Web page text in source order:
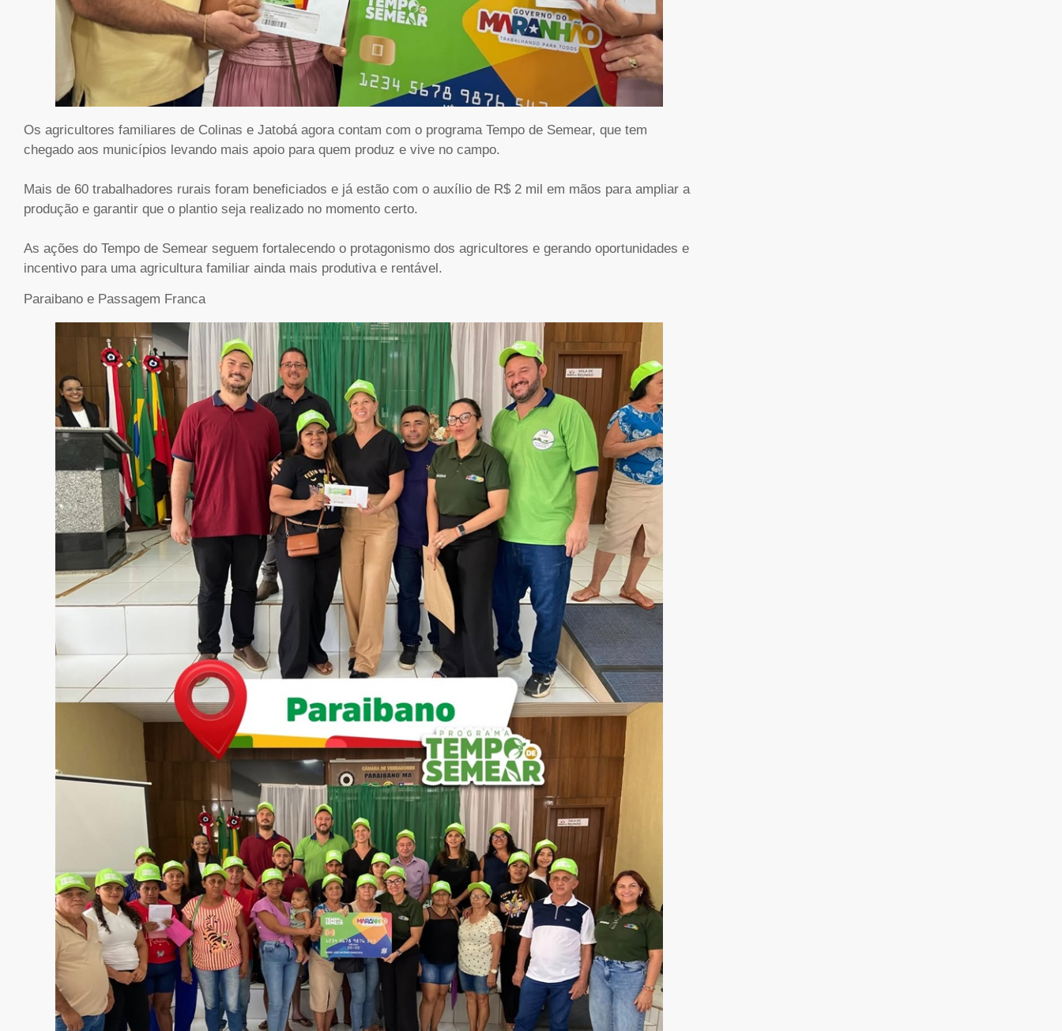
Os agricultores familiares de Colinas e Jatobá agora contam com o programa Tempo de Semear, que tem
chegado aos municípios levando mais apoio para quem produz e vive no campo.
Mais de 60 trabalhadores rurais foram beneficiados e já estão com o auxílio de R$ 2 mil em mãos para ampliar a
produção e garantir que o plantio seja realizado no momento certo.
As ações do Tempo de Semear seguem fortalecendo o protagonismo dos agricultores e gerando oportunidades e
incentivo para uma agricultura familiar ainda mais produtiva e rentável.
Paraibano e Passagem Franca